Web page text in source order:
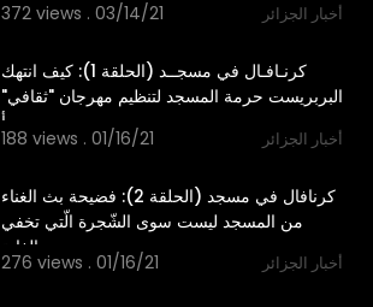
372 views . 03/14/21
أخبار الجزائر
⁣كرنـافـال في مسجــد⁣ (الحلقة 1): كيف انتهك
البربريست حرمة المسجد لتنظيم مهرجان "ثقافي"
بأ
188 views . 01/16/21 أخبار الجزائر
كرنافال في مسجد (الحلقة 2): فضيحة بث الغناء
من المسجد ليست سوى الشّجرة الّتي تخفي
276 views . 01/16/21 أخبار الجزائر